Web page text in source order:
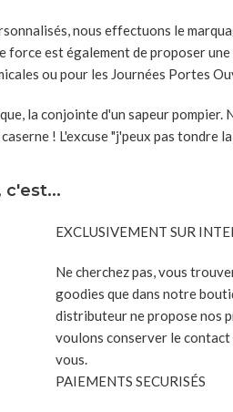
nous effectuons le
est également de proposer
ou pour les Journées Portes
la conjointe d'un sapeur pompier.
! L'excuse "j'peux pas tondre
c'est...
EXCLUSIVEMENT SUR
Ne cherchez pas, vous
goodies que dans notre
distributeur ne propose nos
voulons conserver le
vous.
PAIEMENTS SECURISÉS